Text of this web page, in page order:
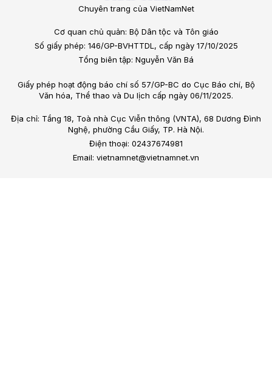
Chuyên trang của VietNamNet
Cơ quan chủ quản: Bộ Dân tộc và Tôn giáo
Số giấy phép: 146/GP-BVHTTDL, cấp ngày 17/10/2025
Tổng biên tập: Nguyễn Văn Bá
Giấy phép hoạt động báo chí số 57/GP-BC do Cục Báo chí, Bộ
Văn hóa, Thể thao và Du lịch cấp ngày 06/11/2025.
Địa chỉ: Tầng 18, Toà nhà Cục Viễn thông (VNTA), 68 Dương Đình
Nghệ, phường Cầu Giấy, TP. Hà Nội.
Điện thoại: 02437674981
Email: vietnamnet@vietnamnet.vn